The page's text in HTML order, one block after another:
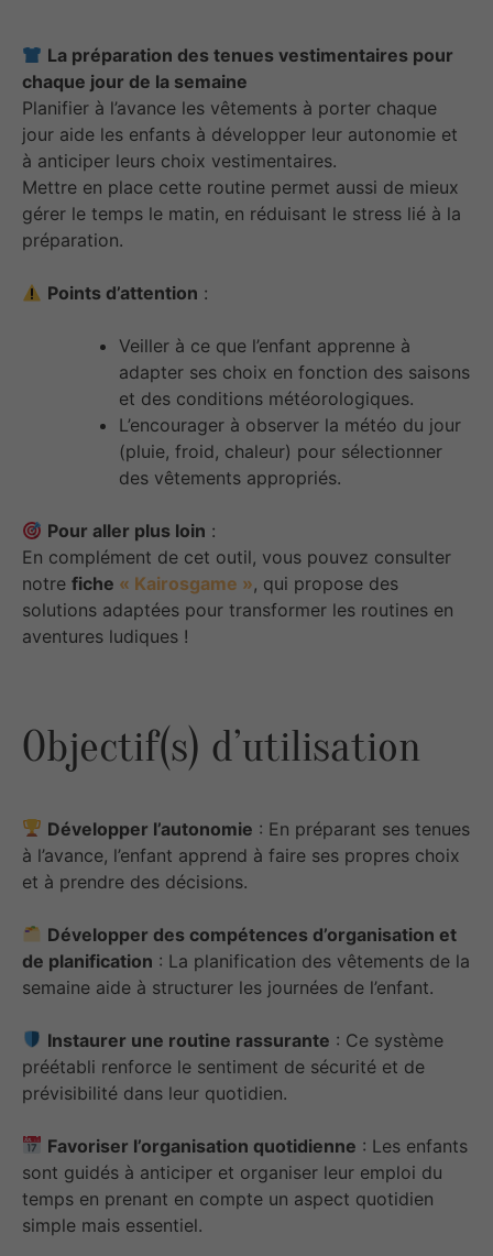
La préparation des tenues vestimentaires pour
chaque jour de la semaine
Planifier à l’avance les vêtements à porter chaque
jour aide les enfants à développer leur autonomie et
à anticiper leurs choix vestimentaires.
Mettre en place cette routine permet aussi de mieux
gérer le temps le matin, en réduisant le stress lié à la
préparation.
Points d’attention :
Veiller à ce que l’enfant apprenne à
adapter ses choix en fonction des saisons
et des conditions météorologiques.
L’encourager à observer la météo du jour
(pluie, froid, chaleur) pour sélectionner
des vêtements appropriés.
Pour aller plus loin :
En complément de cet outil, vous pouvez consulter
notre fiche « Kairosgame », qui propose des
solutions adaptées pour transformer les routines en
aventures ludiques !
Objectif(s) d’utilisation
Développer l’autonomie : En préparant ses tenues
à l’avance, l’enfant apprend à faire ses propres choix
et à prendre des décisions.
Développer des compétences d’organisation et
de planification : La planification des vêtements de la
semaine aide à structurer les journées de l’enfant.
Instaurer une routine rassurante : Ce système
préétabli renforce le sentiment de sécurité et de
prévisibilité dans leur quotidien.
Favoriser l’organisation quotidienne : Les enfants
sont guidés à anticiper et organiser leur emploi du
temps en prenant en compte un aspect quotidien
simple mais essentiel.